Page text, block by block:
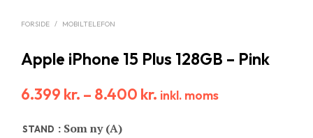
FORSIDE / MOBILTELEFON
Apple iPhone 15 Plus 128GB – Pink
6.399 kr. – 8.400 kr. inkl. moms
STAND : Som ny (A)